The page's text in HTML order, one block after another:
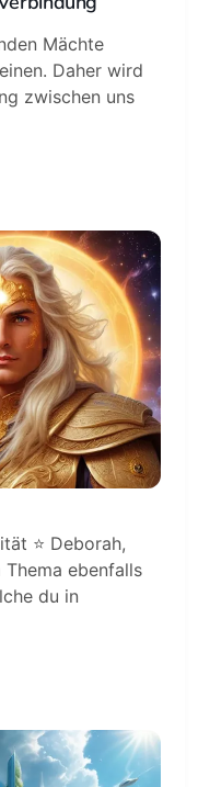
Mächte
Daher wird
zwischen uns
⭐️ Deborah,
Thema ebenfalls
du in